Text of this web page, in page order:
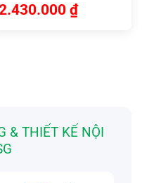
₫
& THIẾT KẾ NỘI